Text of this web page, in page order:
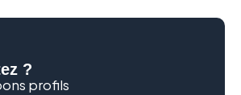
?
profils